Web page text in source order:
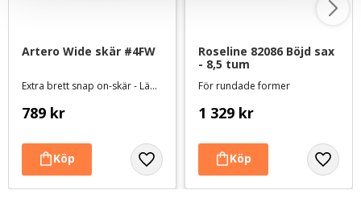
Artero Wide skär #4FW
Extra brett snap on-skär - Lämnar 9,6 mm
789 kr
Roseline 82086 Böjd sax
- 8,5 tum
För rundade former
1 329 kr